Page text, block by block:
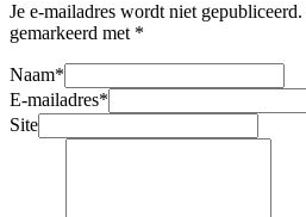
Je e-mailadres wordt niet gepubliceerd.
gemarkeerd met *
Naam*
E-mailadres*
Site